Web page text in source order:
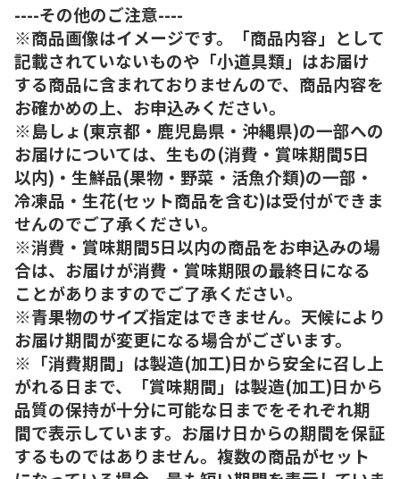
----その他のご注意----
※商品画像はイメージです。「商品内容」として
記載されていないものや「小道具類」はお届け
する商品に含まれておりませんので、商品内容を
お確かめの上、お申込みください。
※島しょ(東京都・鹿児島県・沖縄県)の一部への
お届けについては、生もの(消費・賞味期間5日
以内)・生鮮品(果物・野菜・活魚介類)の一部・
冷凍品・生花(セット商品を含む)は受付ができま
せんのでご了承ください。
※消費・賞味期間5日以内の商品をお申込みの場
合は、お届けが消費・賞味期限の最終日になる
ことがありますのでご了承ください。
※青果物のサイズ指定はできません。天候により
お届け期間が変更になる場合がございます。
※「消費期間」は製造(加工)日から安全に召し上
がれる日まで、「賞味期間」は製造(加工)日から
品質の保持が十分に可能な日までをそれぞれ期
間で表示しています。お届け日からの期間を保証
するものではありません。複数の商品がセット